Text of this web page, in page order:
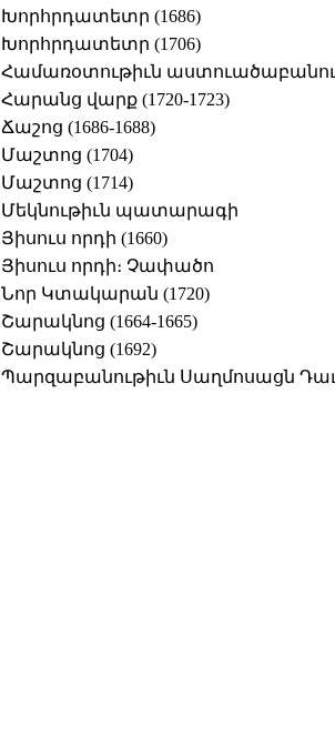
Խորհրդատետր (1686)
Խորհրդատետր (1706)
Համառօտութիւն
Հարանց վարք (1720-1723)
Ճաշոց (1686-1688)
Մաշտոց (1704)
Մաշտոց (1714)
Մեկնութիւն պատարագի
Յիսուս որդի (1660)
Յիսուս որդի։ Չափածո
Նոր Կտակարան (1720)
Շարակնոց (1664-1665)
Շարակնոց (1692)
Պարզաբանութիւն Սաղմոսացն